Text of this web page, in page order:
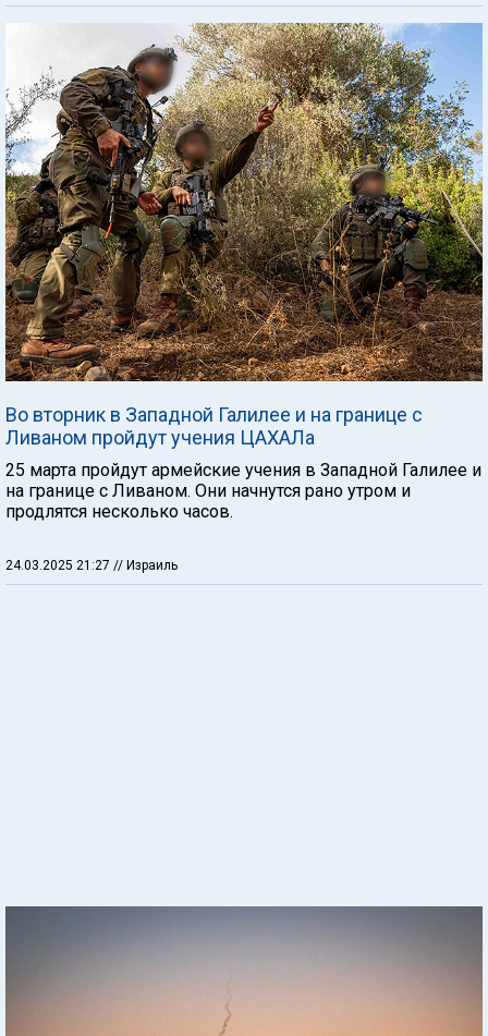
Во вторник в Западной Галилее и на границе с
Ливаном пройдут учения ЦАХАЛа
25 марта пройдут армейские учения в Западной Галилее и
на границе с Ливаном. Они начнутся рано утром и
продлятся несколько часов.
24.03.2025 21:27 // Израиль